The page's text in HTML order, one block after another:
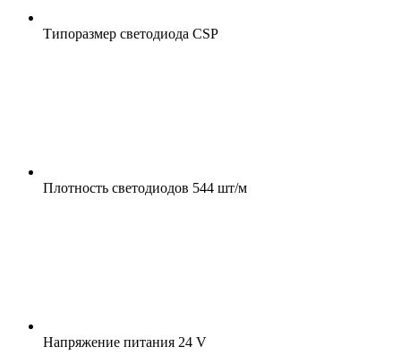
Типоразмер светодиода CSP
Плотность светодиодов 544 шт/м
Напряжение питания 24 V